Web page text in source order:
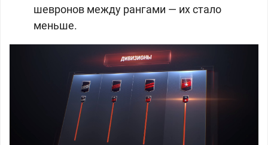
шевронов между рангами — их стало
меньше.